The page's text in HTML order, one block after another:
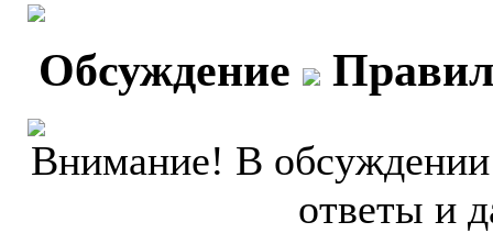
Обсуждение
Внимание! В обсуждении
ответы и